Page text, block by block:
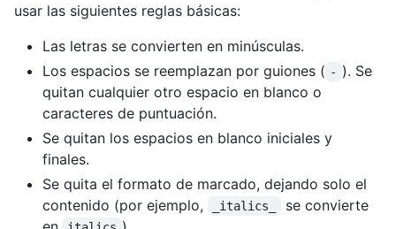
usar las siguientes reglas básicas:
Las letras se convierten en minúsculas.
Los espacios se reemplazan por guiones ( - ). Se
quitan cualquier otro espacio en blanco o
caracteres de puntuación.
Se quitan los espacios en blanco iniciales y
finales.
Se quita el formato de marcado, dejando solo el
contenido (por ejemplo,
_italics_
se convierte